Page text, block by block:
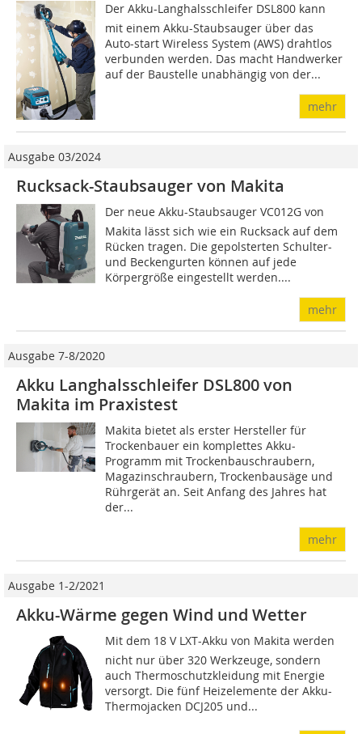
Der Akku-Langhalsschleifer DSL800 kann
mit einem Akku-Staubsauger über das
Auto-start Wireless System (AWS) drahtlos
verbunden werden. Das macht Handwerker
auf der Baustelle unabhängig von der...
mehr
Ausgabe 03/2024
Rucksack-Staubsauger von Makita
Der neue Akku-Staubsauger VC012G von
Makita lässt sich wie ein Rucksack auf dem
Rücken tragen. Die gepolsterten Schulter-
und Beckengurten können auf jede
Körpergröße eingestellt werden....
mehr
Ausgabe 7-8/2020
Akku Langhalsschleifer DSL800 von
Makita im Praxistest
Makita bietet als erster Hersteller für
Trockenbauer ein komplettes Akku-
Programm mit Trockenbauschraubern,
Magazinschraubern, Trockenbausäge und
Rührgerät an. Seit Anfang des Jahres hat
der...
mehr
Ausgabe 1-2/2021
Akku-Wärme gegen Wind und Wetter
Mit dem 18 V LXT-Akku von Makita werden
nicht nur über 320 Werkzeuge, sondern
auch Thermoschutzkleidung mit Energie
versorgt. Die fünf Heizelemente der Akku-
Thermojacken DCJ205 und...